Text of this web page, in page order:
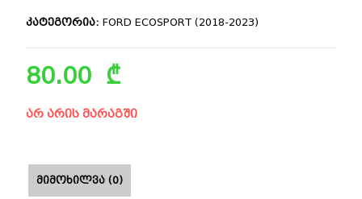
კატეგორია:FORD ECOSPORT (2018-2023)
80.00 ₾
არ არის მარაგში
ᲛᲘᲛᲝᲮᲘᲚᲕᲐ (0)